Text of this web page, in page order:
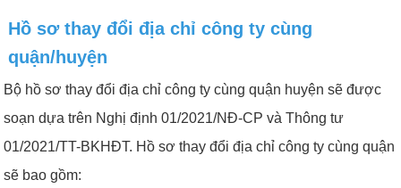
Hồ sơ thay đổi địa chỉ công ty cùng
quận/huyện
Bộ hồ sơ thay đổi địa chỉ công ty cùng quận huyện sẽ được
soạn dựa trên Nghị định 01/2021/NĐ-CP và Thông tư
01/2021/TT-BKHĐT. Hồ sơ thay đổi địa chỉ công ty cùng quận
sẽ bao gồm: